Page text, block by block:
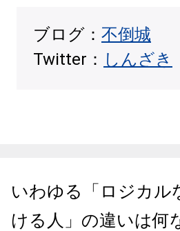
ブログ： 不倒城
Twitter： しんざき
いわゆる「ロジカル
ける人」の違いは何